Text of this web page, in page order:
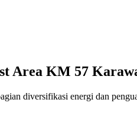
Area KM 57
diversifikasi energi dan